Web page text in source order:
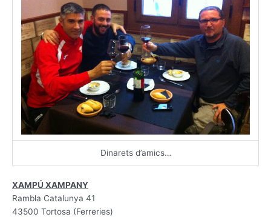
Dinarets d’amics…
XAMPÚ XAMPANY
Rambla Catalunya 41
43500 Tortosa (Ferreries)